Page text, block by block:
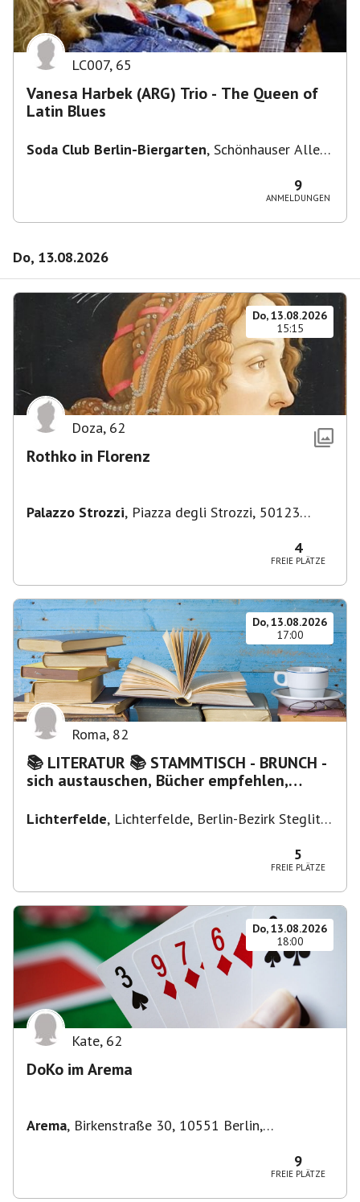
LC007, 65
Vanesa Harbek (ARG) Trio - The Queen of
Latin Blues
Soda Club Berlin-Biergarten, Schönhauser Allee
9
ANMELDUNGEN
Do, 13.08.2026
Do, 13.08.2026
15:15
Doza, 62
Rothko in Florenz
Palazzo Strozzi, Piazza degli Strozzi, 50123
4
FREIE PLÄTZE
Do, 13.08.2026
17:00
Roma, 82
📚 LITERATUR 📚 STAMMTISCH - BRUNCH -
sich austauschen, Bücher empfehlen,
Lichterfelde, Lichterfelde, Berlin-Bezirk Steglitz-
5
FREIE PLÄTZE
Do, 13.08.2026
18:00
Kate, 62
DoKo im Arema
Arema, Birkenstraße 30, 10551 Berlin,
9
FREIE PLÄTZE